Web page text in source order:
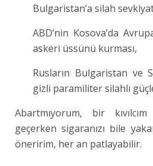
Bulgaristan’a silah
ABD’nin Kosova’da
askeri üssünü kurması,
Rusların Bulgaristan ve
gizli paramiliter silahlı
Abartmıyorum, bir
geçerken sigaranızı bile
öneririm, her an patlayabilir.